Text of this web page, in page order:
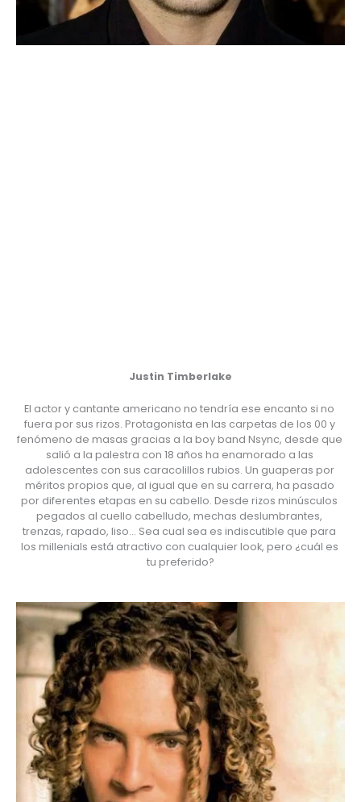
Justin Timberlake
El actor y cantante americano no tendría ese encanto si no
fuera por sus rizos. Protagonista en las carpetas de los 00 y
fenómeno de masas gracias a la boy band Nsync, desde que
salió a la palestra con 18 años ha enamorado a las
adolescentes con sus caracolillos rubios. Un guaperas por
méritos propios que, al igual que en su carrera, ha pasado
por diferentes etapas en su cabello. Desde rizos minúsculos
pegados al cuello cabelludo, mechas deslumbrantes,
trenzas, rapado, liso… Sea cual sea es indiscutible que para
los millenials está atractivo con cualquier look, pero ¿cuál es
tu preferido?